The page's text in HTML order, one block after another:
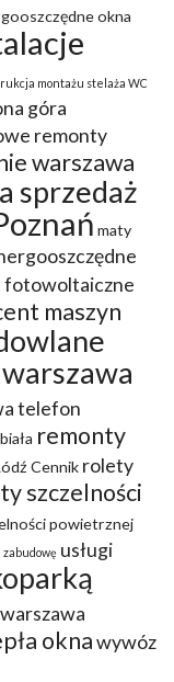
okna
montażu stelaża WC
góra
remonty
warszawa
sprzedaż
maty
fotowoltaiczne
maszyn
telefon
remonty
Cennik rolety
szczelności
powietrznej
zabudowę usługi
oknawywóz